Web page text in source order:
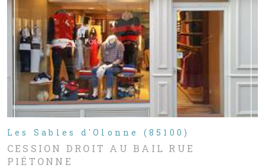
Les Sables d'Olonne (85100)
CESSION DROIT AU BAIL RUE
PIÉTONNE